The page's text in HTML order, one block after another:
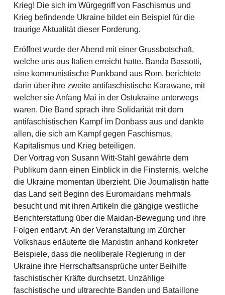
Krieg! Die sich im Würgegriff von Faschismus und
Krieg befindende Ukraine bildet ein Beispiel für die
traurige Aktualität dieser Forderung.
Eröffnet wurde der Abend mit einer Grussbotschaft,
welche uns aus Italien erreicht hatte. Banda Bassotti,
eine kommunistische Punkband aus Rom, berichtete
darin über ihre zweite antifaschistische Karawane, mit
welcher sie Anfang Mai in der Ostukraine unterwegs
waren. Die Band sprach ihre Solidarität mit dem
antifaschistischen Kampf im Donbass aus und dankte
allen, die sich am Kampf gegen Faschismus,
Kapitalismus und Krieg beteiligen.
Der Vortrag von Susann Witt-Stahl gewährte dem
Publikum dann einen Einblick in die Finsternis, welche
die Ukraine momentan überzieht. Die Journalistin hatte
das Land seit Beginn des Euromaidans mehrmals
besucht und mit ihren Artikeln die gängige westliche
Berichterstattung über die Maidan-Bewegung und ihre
Folgen entlarvt. An der Veranstaltung im Zürcher
Volkshaus erläuterte die Marxistin anhand konkreter
Beispiele, dass die neoliberale Regierung in der
Ukraine ihre Herrschaftsansprüche unter Beihilfe
faschistischer Kräfte durchsetzt. Unzählige
faschistische und ultrarechte Banden und Bataillone